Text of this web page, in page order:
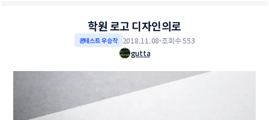
학원 로고 디자인의로
콘테스트 우승작 2018.11.08 조회수 553
gutta